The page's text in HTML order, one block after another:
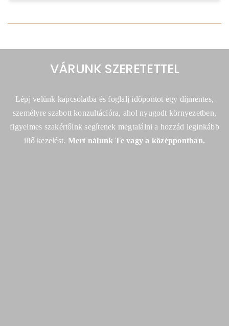
VÁRUNK SZERETETTEL
Lépj velünk kapcsolatba és foglalj időpontot egy díjmentes,
személyre szabott konzultációra, ahol nyugodt környezetben,
figyelmes szakértőink segítenek megtalálni a hozzád leginkább
illő kezelést. Mert nálunk Te vagy a középpontban.